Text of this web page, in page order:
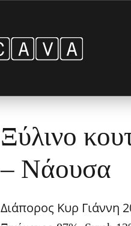
Ξύλινο
– Νάουσα
Διάπορος Κυρ Γιάννη